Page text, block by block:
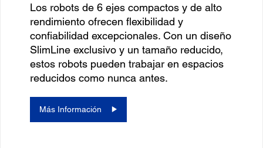
Los robots de 6 ejes compactos y de alto
rendimiento ofrecen flexibilidad y
confiabilidad excepcionales. Con un diseño
SlimLine exclusivo y un tamaño reducido,
estos robots pueden trabajar en espacios
reducidos como nunca antes.
Más Información